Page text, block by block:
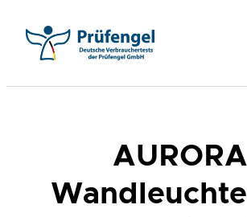
Inhalt
springen
AURORA